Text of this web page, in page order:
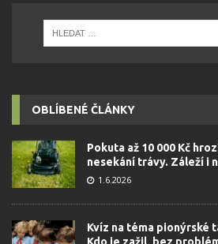
OBLÍBENÉ ČLÁNKY
Pokuta až 10 000 Kč
nesekání trávy. Záleží i
1.6.2026
Kvíz na téma pionýrské